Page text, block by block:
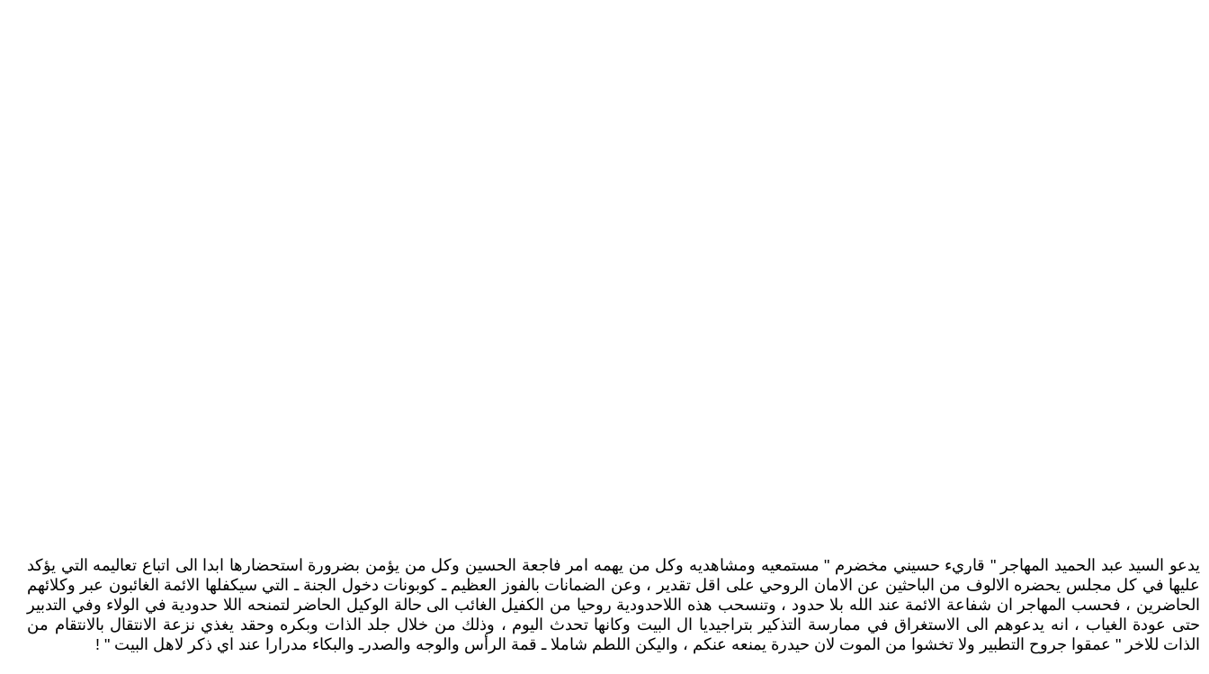
يدعو السيد عبد الحميد المهاجر " قاريء حسيني مخضرم " مستمعيه ومشاهديه وكل من يهمه امر فاجعة الحسين وكل من يؤمن بضرورة استحضارها ابدا الى اتباع تعاليمه التي يؤكد
عليها في كل مجلس يحضره الالوف من الباحثين عن الامان الروحي على اقل تقدير ، وعن الضمانات بالفوز العظيم ـ كوبونات دخول الجنة ـ التي سيكفلها الائمة الغائبون عبر وكلائهم
الحاضرين ، فحسب المهاجر ان شفاعة الائمة عند الله بلا حدود ، وتنسحب هذه اللاحدودية روحيا من الكفيل الغائب الى حالة الوكيل الحاضر لتمنحه اللا حدودية في الولاء وفي التدبير
حتى عودة الغياب ، انه يدعوهم الى الاستغراق في ممارسة التذكير بتراجيديا ال البيت وكانها تحدث اليوم ، وذلك من خلال جلد الذات وبكره وحقد يغذي نزعة الانتقال بالانتقام من
الذات للاخر " عمقوا جروح التطبير ولا تخشوا من الموت لان حيدرة يمنعه عنكم ، واليكن اللطم شاملا ـ قمة الرأس والوجه والصدرـ والبكاء مدرارا عند اي ذكر لاهل البيت " !